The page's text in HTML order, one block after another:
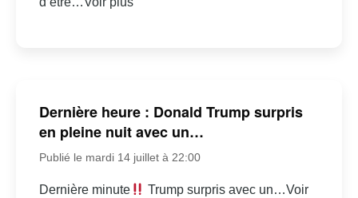
Dernière heure : Donald Trump surpris
en pleine nuit avec un…
Publié le mardi 14 juillet à 22:00
Dernière minute
Trump surpris avec un…Voir